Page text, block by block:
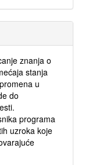
znanja o
stanja
u
do
programa
uzroka koje